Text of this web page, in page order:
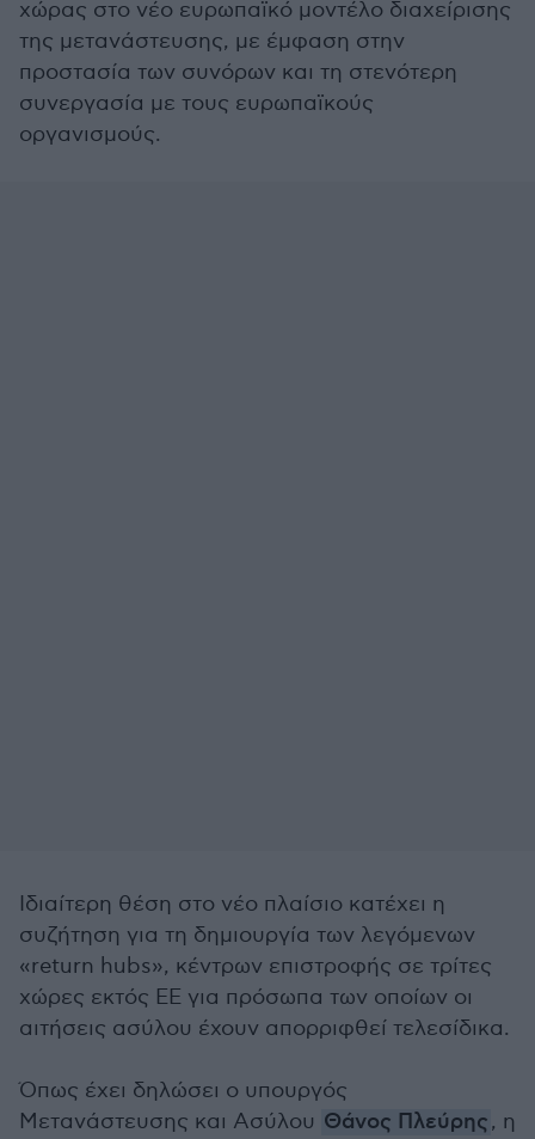
χώρας στο νέο ευρωπαϊκό μοντέλο διαχείρισης
της μετανάστευσης, με έμφαση στην
προστασία των συνόρων και τη στενότερη
συνεργασία με τους ευρωπαϊκούς
οργανισμούς.
Ιδιαίτερη θέση στο νέο πλαίσιο κατέχει η
συζήτηση για τη δημιουργία των λεγόμενων
«return hubs», κέντρων επιστροφής σε τρίτες
χώρες εκτός ΕΕ για πρόσωπα των οποίων οι
αιτήσεις ασύλου έχουν απορριφθεί τελεσίδικα.
Όπως έχει δηλώσει ο υπουργός
Μετανάστευσης και Ασύλου Θάνος Πλεύρης, η